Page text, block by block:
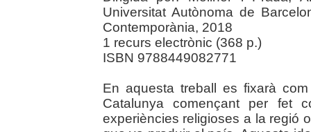
Universitat Autònoma de
Contemporània, 2018
1 recurs electrònic (368 p.)
ISBN 9788449082771
En aquesta treball es fixarà
Catalunya començant per fet
experiències religioses a la regió